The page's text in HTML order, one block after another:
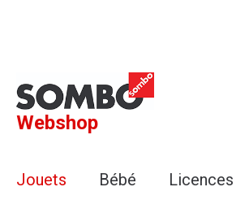
Webshop
Jouets Bébé Licences